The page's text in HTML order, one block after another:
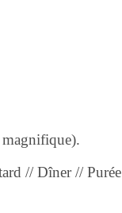
// Dîner // Purée